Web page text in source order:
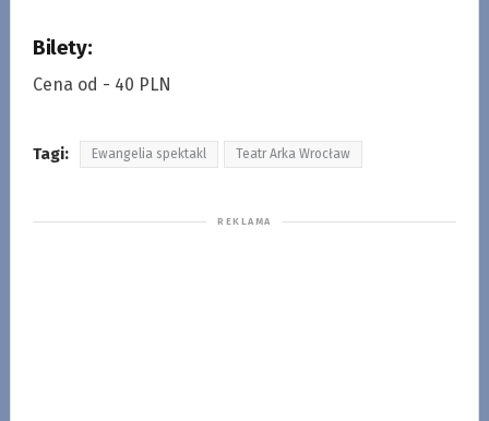
Bilety:
Cena od - 40 PLN
Tagi: Ewangelia spektakl Teatr Arka Wrocław